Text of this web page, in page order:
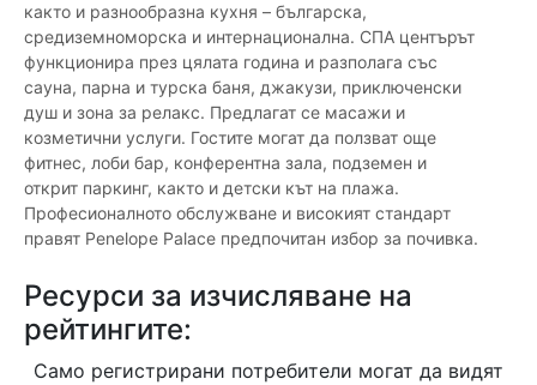
както и разнообразна кухня – българска,
средиземноморска и интернационална. СПА центърът
функционира през цялата година и разполага със
сауна, парна и турска баня, джакузи, приключенски
душ и зона за релакс. Предлагат се масажи и
козметични услуги. Гостите могат да ползват още
фитнес, лоби бар, конферентна зала, подземен и
открит паркинг, както и детски кът на плажа.
Професионалното обслужване и високият стандарт
правят Penelope Palace предпочитан избор за почивка.
Ресурси за изчисляване на
рейтингите:
Само регистрирани потребители могат да видят